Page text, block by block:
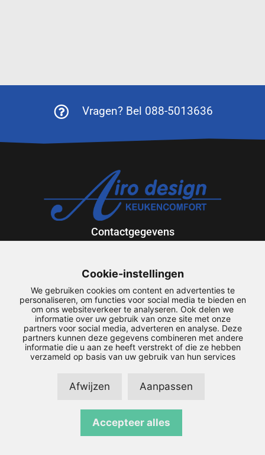
Vragen? Bel 088-5013636
Contactgegevens
9301 ZV Roden
088-5013636
airodesign@airodesign.nl
Snel naar
Service
Downloads
Privacyverklaring|Disclaimer |Sitemap
Cookie-instellingen
We gebruiken cookies om content en advertenties te
personaliseren, om functies voor social media te bieden en
om ons websiteverkeer te analyseren. Ook delen we
informatie over uw gebruik van onze site met onze
partners voor social media, adverteren en analyse. Deze
partners kunnen deze gegevens combineren met andere
informatie die u aan ze heeft verstrekt of die ze hebben
verzameld op basis van uw gebruik van hun services
Afwijzen Aanpassen
Accepteer alles